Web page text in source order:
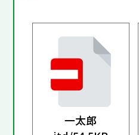
一太郎